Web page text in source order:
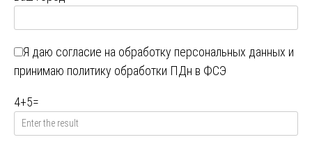
Я даю согласие на обработку персональных данных и
принимаю политику обработки ПДн в ФСЭ
4+5=